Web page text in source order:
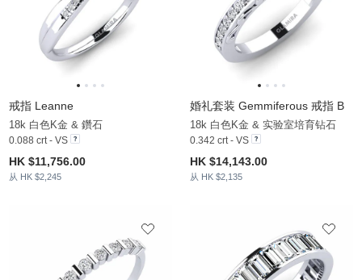
戒指 Leanne
18k 白色K金 & 鑽石
0.088 crt - VS
HK $11,756.00
从 HK $2,245
婚礼套装 Gemmiferous 戒指 B
18k 白色K金 & 实验室培育钻石
0.342 crt - VS
HK $14,143.00
从 HK $2,135